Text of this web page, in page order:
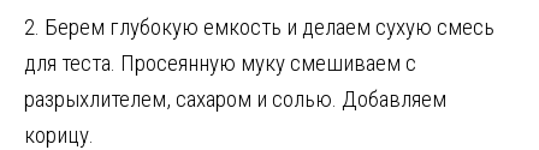
2. Берем глубокую емкость и делаем сухую смесь
для теста. Просеянную муку смешиваем с
разрыхлителем, сахаром и солью. Добавляем
корицу.